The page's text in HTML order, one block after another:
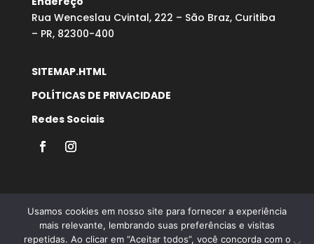
Rua Wenceslau Cvintal, 222 – São Braz, Curitiba
– PR, 82300-400
SITEMAP.HTML
POLÍTICAS DE PRIVACIDADE
Redes Sociais
Usamos cookies em nosso site para fornecer a experiência
mais relevante, lembrando suas preferências e visitas
repetidas. Ao clicar em “Aceitar todos”, você concorda com o